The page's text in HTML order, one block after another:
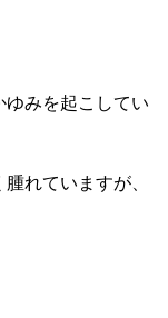
ゆみを起こしてい
れていますが、